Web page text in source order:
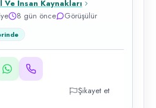
İnsan Kaynakları
8 gün önce Görüşülür
Şikayet et